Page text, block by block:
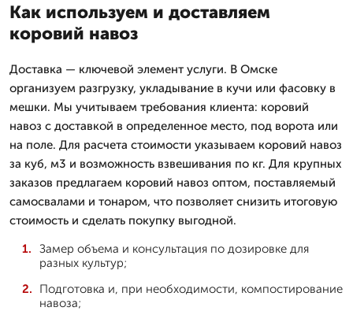
Как используем и доставляем
коровий навоз
Доставка — ключевой элемент услуги. В Омске
организуем разгрузку, укладывание в кучи или фасовку в
мешки. Мы учитываем требования клиента: коровий
навоз с доставкой в определенное место, под ворота или
на поле. Для расчета стоимости указываем коровий навоз
за куб, м3 и возможность взвешивания по кг. Для крупных
заказов предлагаем коровий навоз оптом, поставляемый
самосвалами и тонаром, что позволяет снизить итоговую
стоимость и сделать покупку выгодной.
Замер объема и консультация по дозировке для
разных культур;
Подготовка и, при необходимости, компостирование
навоза;